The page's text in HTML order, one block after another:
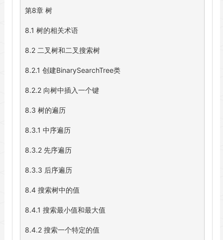
第8章 树
8.1 树的相关术语
8.2 二叉树和二叉搜索树
8.2.1 创建BinarySearchTree类
8.2.2 向树中插入一个键
8.3 树的遍历
8.3.1 中序遍历
8.3.2 先序遍历
8.3.3 后序遍历
8.4 搜索树中的值
8.4.1 搜索最小值和最大值
8.4.2 搜索一个特定的值